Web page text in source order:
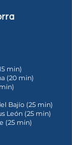
min)
(20 min)
Bajío (25 min)
León (25 min)
(25 min)